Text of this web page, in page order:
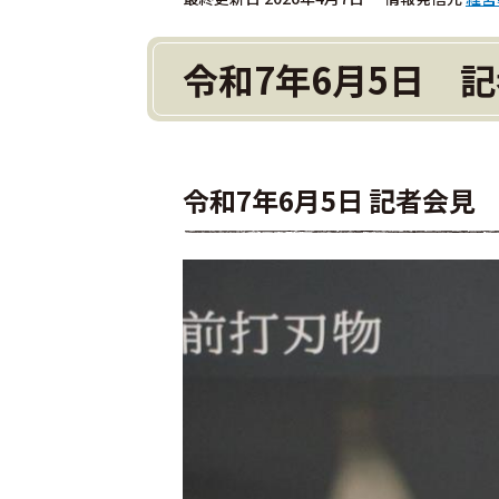
令和7年6月5日
令和7年6月5日 記者会見